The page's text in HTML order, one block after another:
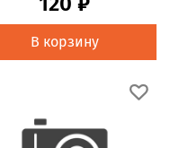
В корзину